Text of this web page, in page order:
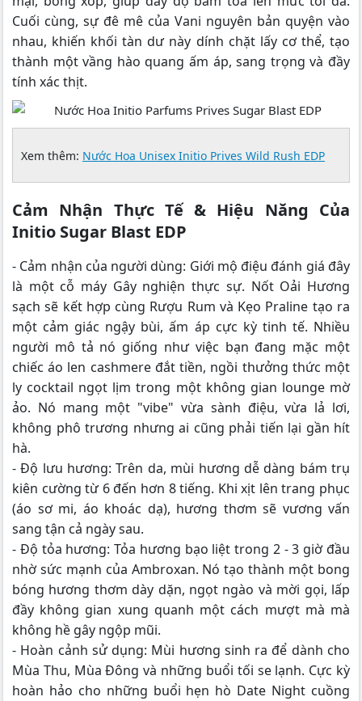
Cuối cùng, sự đê mê của Vani nguyên bản quyện vào
nhau, khiến khối tàn dư này dính chặt lấy cơ thể, tạo
thành một vầng hào quang ấm áp, sang trọng và đầy
tính xác thịt.
Xem thêm: Nước Hoa Unisex Initio Prives Wild Rush EDP
Cảm Nhận Thực Tế & Hiệu Năng Của
Initio Sugar Blast EDP
- Cảm nhận của người dùng: Giới mộ điệu đánh giá đây
là một cỗ máy Gây nghiện thực sự. Nốt Oải Hương
sạch sẽ kết hợp cùng Rượu Rum và Kẹo Praline tạo ra
một cảm giác ngậy bùi, ấm áp cực kỳ tinh tế. Nhiều
người mô tả nó giống như việc bạn đang mặc một
chiếc áo len cashmere đắt tiền, ngồi thưởng thức một
ly cocktail ngọt lịm trong một không gian lounge mờ
ảo. Nó mang một "vibe" vừa sành điệu, vừa lả lơi,
không phô trương nhưng ai cũng phải tiến lại gần hít
hà.
- Độ lưu hương: Trên da, mùi hương dễ dàng bám trụ
kiên cường từ 6 đến hơn 8 tiếng. Khi xịt lên trang phục
(áo sơ mi, áo khoác dạ), hương thơm sẽ vương vấn
sang tận cả ngày sau.
- Độ tỏa hương: Tỏa hương bạo liệt trong 2 - 3 giờ đầu
nhờ sức mạnh của Ambroxan. Nó tạo thành một bong
bóng hương thơm dày dặn, ngọt ngào và mời gọi, lấp
đầy không gian xung quanh một cách mượt mà mà
không hề gây ngộp mũi.
- Hoàn cảnh sử dụng: Mùi hương sinh ra để dành cho
Mùa Thu, Mùa Đông và những buổi tối se lạnh. Cực kỳ
hoàn hảo cho những buổi hẹn hò Date Night cuồng